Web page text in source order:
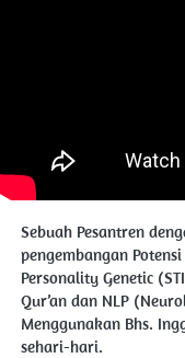
Sebuah Pesantren
pengembangan
Personality Genetic
Qur’an dan NLP
Menggunakan Bhs.
sehari-hari.